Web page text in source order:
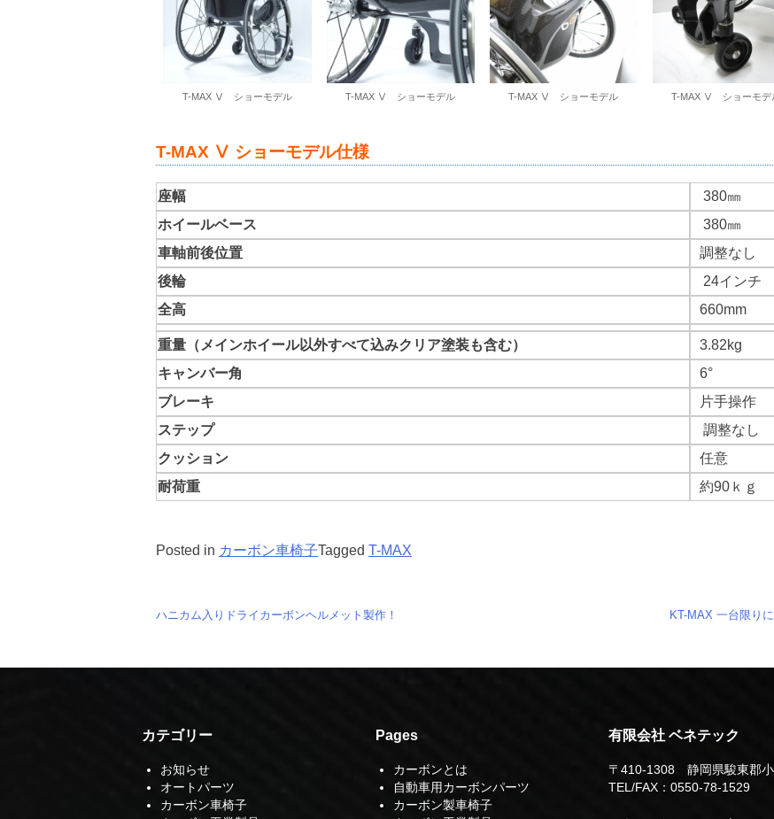
T-MAX Ⅴ ショーモデル T-MAX Ⅴ ショーモデル T-MAX Ⅴ ショーモデル T-MAX Ⅴ ショーモデ
T-MAX Ⅴ ショーモデル仕様
座幅
380㎜
ホイールベース
380㎜
車軸前後位置
調整なし
後輪
24インチ
全高
660mm
重量（メインホイール以外すべて込みクリア塗装も含む）
3.82kg
キャンバー角
6°
ブレーキ
片手操作
ステップ
調整なし
クッション
任意
耐荷重
約90ｋｇ
Posted in カーボン車椅子Tagged T-MAX
投
ゲ
ー
シ
ハニカム入りドライカーボンヘルメット製作！ KT-MAX 一台限り
カテゴリー
お知らせ
オートパーツ
カーボン車椅子
Pages
カーボンとは
自動車用カーボンパーツ
カーボン製車椅子
有限会社 ベネテック
〒410-1308 静岡県駿東郡
TEL/FAX：0550-78-1529